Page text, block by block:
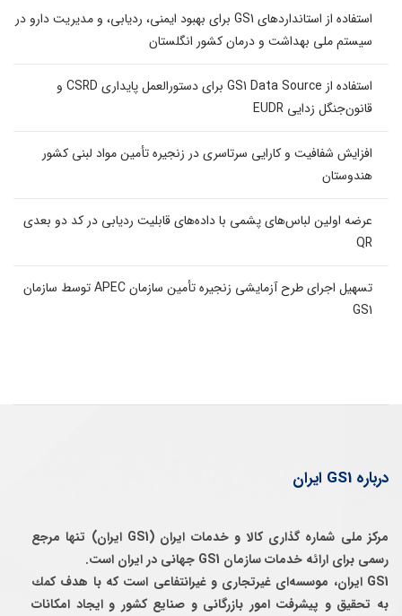
استفاده از استانداردهای GS1 برای بهبود ایمنی، ردیابی، و مدیریت دارو در
سیستم ملی بهداشت و درمان کشور انگلستان
استفاده از GS1 Data Source برای دستورالعمل پایداری CSRD و
قانون‌جنگل زدایی EUDR
افزایش شفافیت و کارایی سرتاسری در زنجیره تأمین مواد لبنی کشور
هندوستان
عرضه اولین لباس‌های پشمی با داده‌های قابلیت ردیابی در کد دو بعدی
QR
تسهیل اجرای طرح آزمایشی زنجیره تأمین سازمان APEC توسط سازمان
GS1
درباره GS1 ایران
مرکز ملی شماره گذاری کالا و خدمات ایران (GS1 ایران) تنها مرجع
رسمی برای ارائه خدمات سازمان GS1 جهانی در ایران است.
GS1 ایران، موسسه‌ای غيرتجاری و غيرانتفاعی است كه با هدف كمك
به تحقيق و پيشرفت امور بازرگانی و صنايع كشور و ايجاد امكانات